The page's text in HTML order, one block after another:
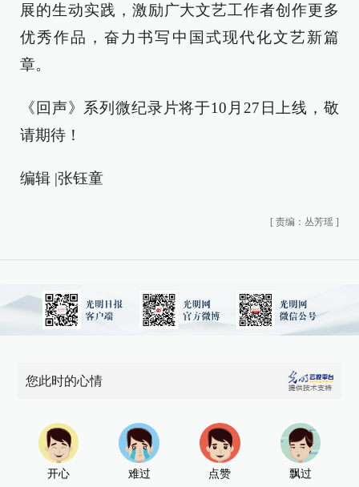
展的生动实践，激励广大文艺工作者创作更多
优秀作品，奋力书写中国式现代化文艺新篇
章。
《回声》系列微纪录片将于10月27日上线，敬
请期待！
编辑 |张钰童
[ 责编：丛芳瑶 ]
您此时的心情
开心 难过 点赞 飘过